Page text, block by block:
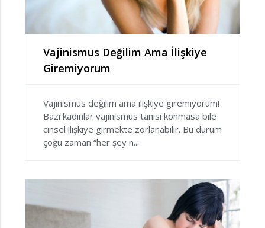
Vajinismus Değilim Ama İlişkiye
Giremiyorum
Vajinismus değilim ama ilişkiye giremiyorum!
Bazı kadınlar vajinismus tanısı konmasa bile
cinsel ilişkiye girmekte zorlanabilir. Bu durum
çoğu zaman “her şey n...